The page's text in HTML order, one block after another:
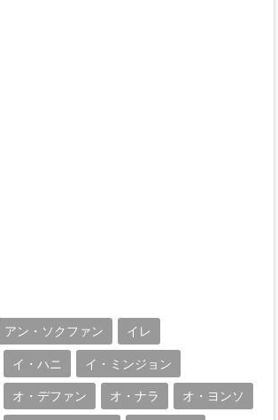
アン・ソクファン イレ
イ・ハニ イ・ミンジョン
オ・デファン オ・ナラ オ・ヨンソ